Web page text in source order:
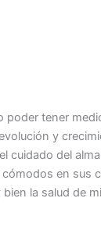
poder tener
y
cuidado del
en sus
la salud de